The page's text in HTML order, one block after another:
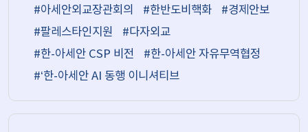
#아세안외교장관회의
#한반도비핵화
#경제안보
#팔레스타인지원
#다자외교
#한-아세안 CSP 비전
#한-아세안 자유무역협정
#‘한-아세안 AI 동행 이니셔티브